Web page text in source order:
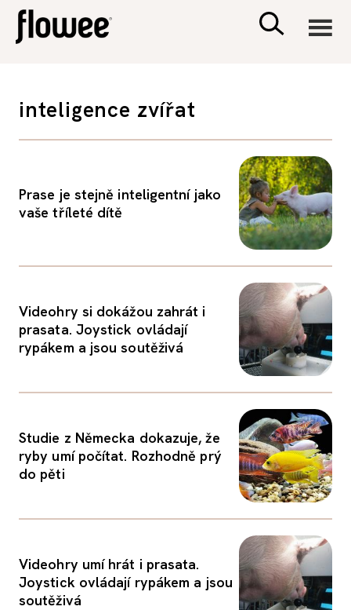
PORADNA
inteligence zvířat
Prase je stejně inteligentní jako
vaše tříleté dítě
Videohry si dokážou zahrát i
prasata. Joystick ovládají
rypákem a jsou soutěživá
Studie z Německa dokazuje, že
ryby umí počítat. Rozhodně prý
do pěti
Videohry umí hrát i prasata.
Joystick ovládají rypákem a jsou
soutěživá